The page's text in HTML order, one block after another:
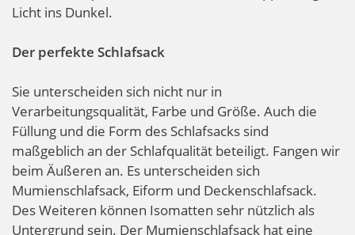
Licht ins Dunkel.
Der perfekte Schlafsack
Sie unterscheiden sich nicht nur in
Verarbeitungsqualität, Farbe und Größe. Auch die
Füllung und die Form des Schlafsacks sind
maßgeblich an der Schlafqualität beteiligt. Fangen wir
beim Äußeren an. Es unterscheiden sich
Mumienschlafsack, Eiform und Deckenschlafsack.
Des Weiteren können Isomatten sehr nützlich als
Untergrund sein. Der Mumienschlafsack hat eine